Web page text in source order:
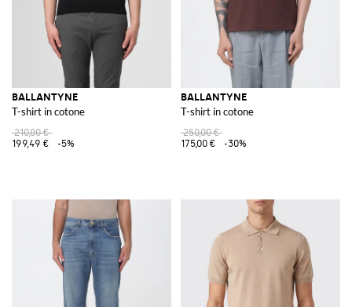
BALLANTYNE
T-shirt in cotone
210,00 €
199,49 €
-5%
BALLANTYNE
T-shirt in cotone
250,00 €
175,00 €
-30%